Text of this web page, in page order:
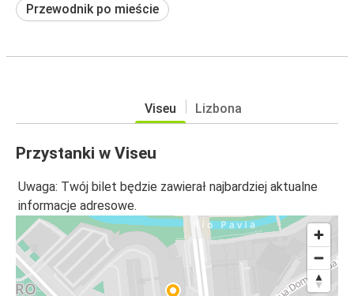
Przewodnik po mieście
Viseu Lizbona
Przystanki w Viseu
Uwaga: Twój bilet będzie zawierał najbardziej aktualne
informacje adresowe.